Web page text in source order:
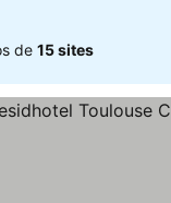
de 15 sites